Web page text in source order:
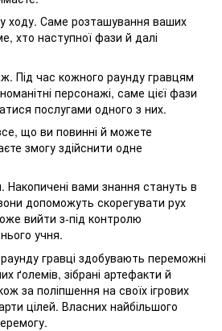
ходу. Саме розташування ваших
хто наступної фази й далі
Під час кожного раунду гравцям
персонажі, саме цієї фази
послугами одного з них.
що ви повинні й можете
змогу здійснити одне
Накопичені вами знання стануть в
допоможуть скорегувати рух
вийти з-під контролю
учня.
гравці здобувають переможні
ґолемів, зібрані артефакти й
за поліпшення на своїх ігрових
цілей. Власних найбільшого